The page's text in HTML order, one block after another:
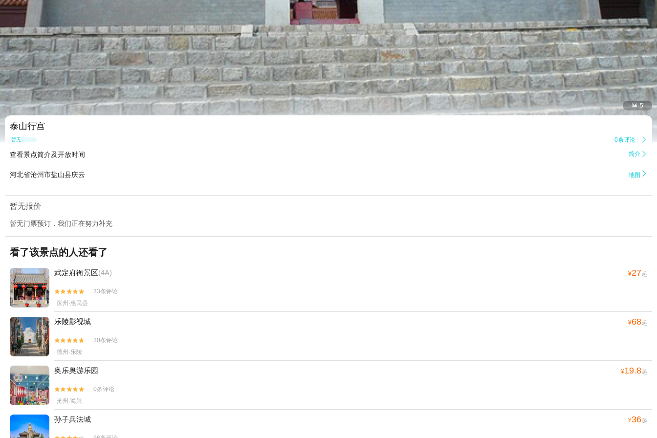
 5
泰山行宫
暂无点评 0条评论 
查看景点简介及开放时间 简介 
河北省沧州市盐山县庆云 地图 
暂无报价
暂无门票预订，我们正在努力补充
看了该景点的人还看了
武定府衙景区(4A) ¥27起


33条评论
滨州·惠民县
乐陵影视城 ¥68起


30条评论
德州·乐陵
奥乐奥游乐园 ¥19.8起


0条评论
沧州·海兴
孙子兵法城 ¥36起